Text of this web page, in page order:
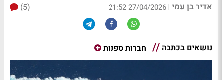
אדיר בן עמי |
27/04/2026 21:52
(5)
נושאים בכתבה חברות ספנות